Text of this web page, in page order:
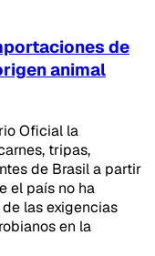
de
animal
Oficial la
tripas,
de Brasil a partir
el país no ha
las exigencias
en la